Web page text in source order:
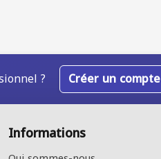
? Créer un compte
Informations